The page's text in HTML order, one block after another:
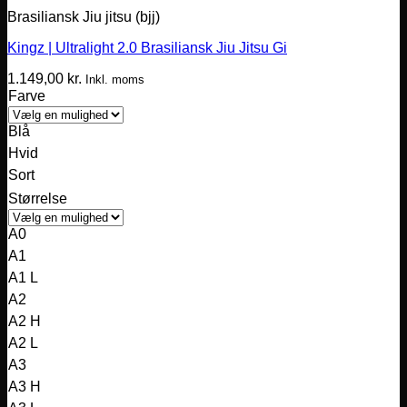
Brasiliansk Jiu jitsu (bjj)
Kingz | Ultralight 2.0 Brasiliansk Jiu Jitsu Gi
1.149,00 kr. Inkl. moms
Farve
Blå
Hvid
Sort
Størrelse
A0
A1
A1 L
A2
A2 H
A2 L
A3
A3 H